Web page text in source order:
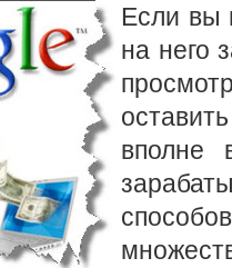
Если вы
на него
вполне